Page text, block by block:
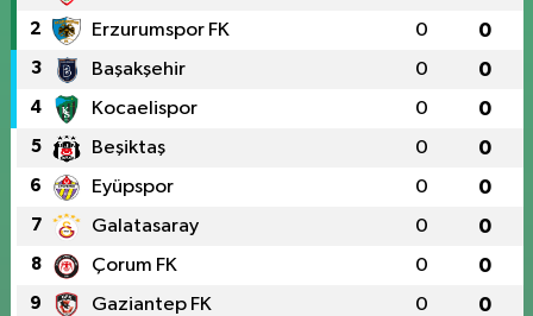
2 Erzurumspor FK 0 0
3 Başakşehir 0 0
4 Kocaelispor 0 0
5 Beşiktaş 0 0
6 Eyüpspor 0 0
7 Galatasaray 0 0
8 Çorum FK 0 0
9 Gaziantep FK 0 0